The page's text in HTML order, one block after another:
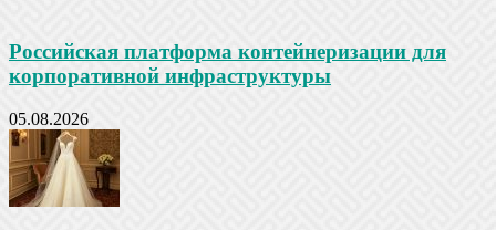
Российская платформа контейнеризации для
корпоративной инфраструктуры
05.08.2026